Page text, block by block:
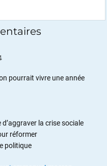
pourrait vivre une année
la crise sociale
réformer
politique